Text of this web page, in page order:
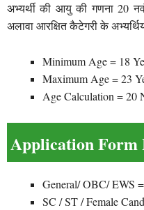
अभ्यर्थी की आयु की गणना 20
अलावा आरक्षित कैटेगरी के
Minimum Age = 18
Maximum Age = 23
Age Calculation = 20
Application
General/ OBC/ EWS
SC / ST / Female